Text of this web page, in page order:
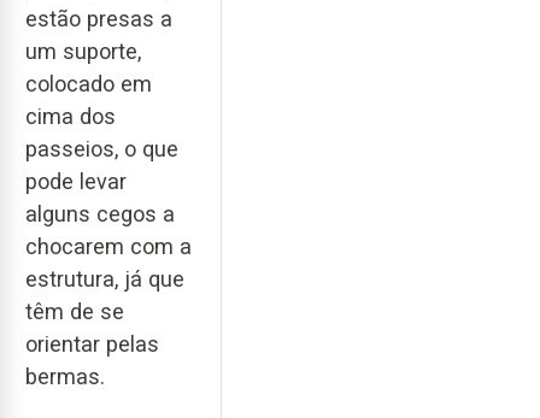
estão presas a
um suporte,
colocado em
cima dos
passeios, o que
pode levar
alguns cegos a
chocarem com a
estrutura, já que
têm de se
orientar pelas
bermas.